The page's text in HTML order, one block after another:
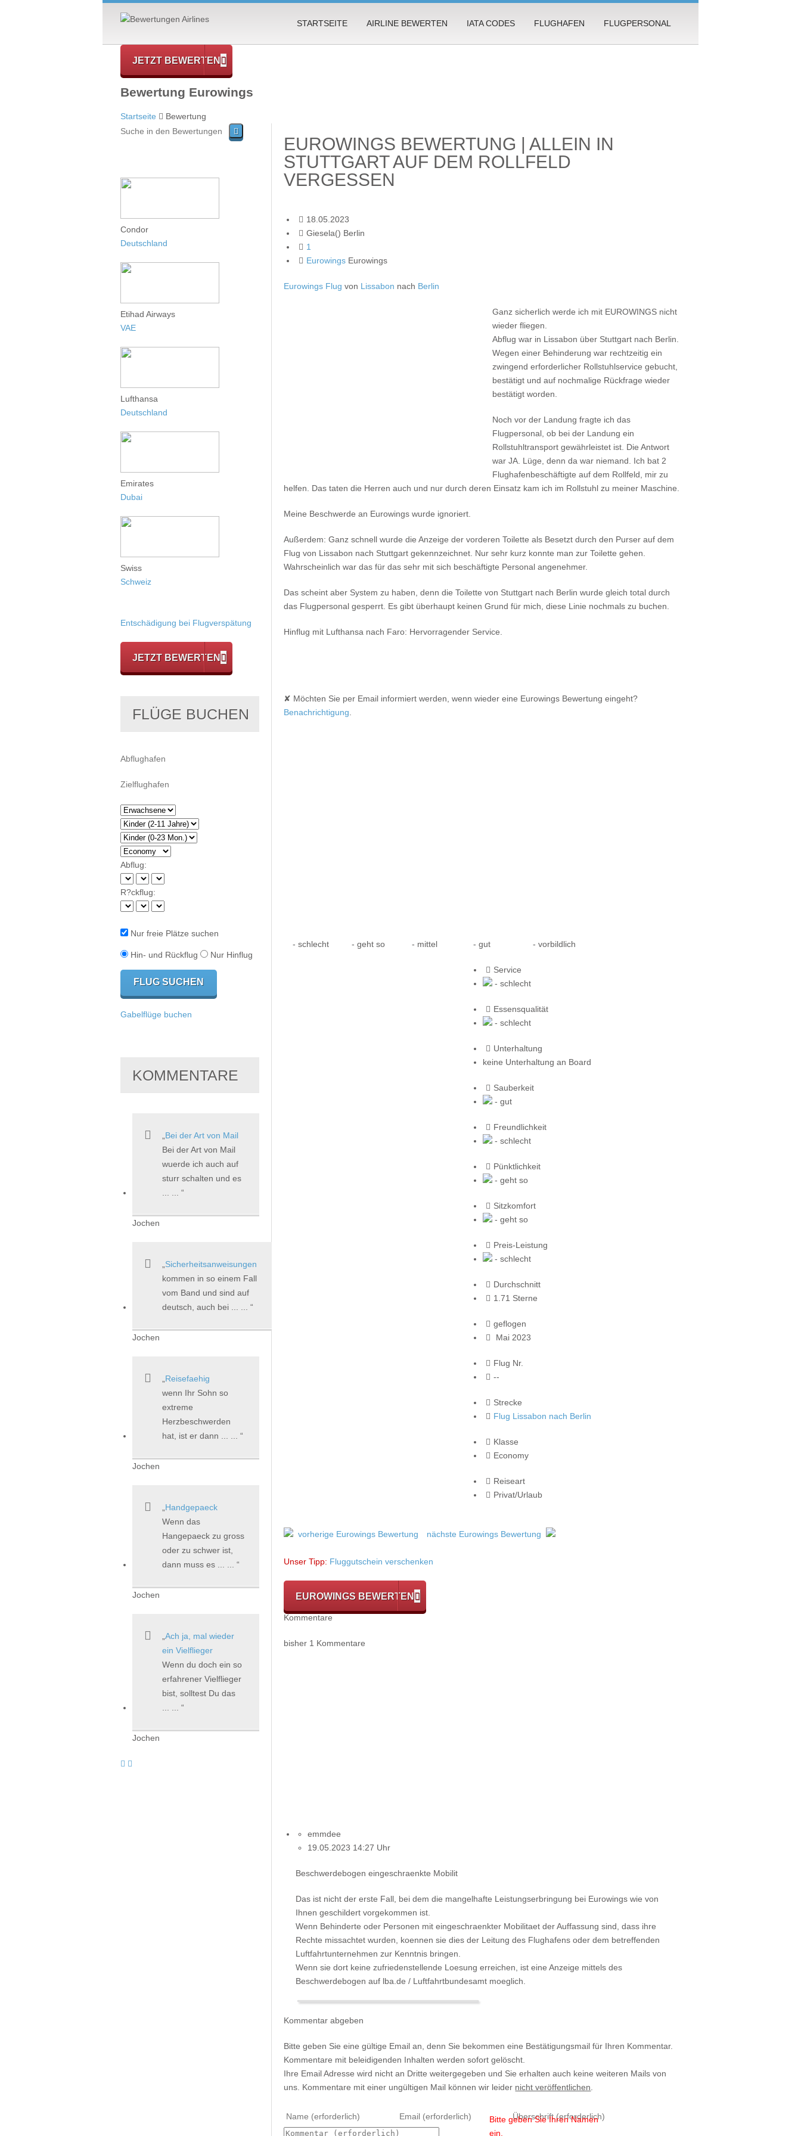
STARTSEITE AIRLINE BEWERTEN IATA CODES FLUGHAFEN FLUGPERSONAL
JETZT BEWERTEN
Bewertung Eurowings
Startseite Bewertung
EUROWINGS BEWERTUNG | ALLEIN IN
STUTTGART AUF DEM ROLLFELD
VERGESSEN
18.05.2023
Giesela() Berlin
1
EurowingsEurowings
Eurowings Flug von Lissabon nach Berlin
Ganz sicherlich werde ich mit EUROWINGS nicht
wieder fliegen.
Abflug war in Lissabon über Stuttgart nach Berlin.
Wegen einer Behinderung war rechtzeitig ein
zwingend erforderlicher Rollstuhlservice gebucht,
bestätigt und auf nochmalige Rückfrage wieder
bestätigt worden.
Noch vor der Landung fragte ich das
Flugpersonal, ob bei der Landung ein
Rollstuhltransport gewährleistet ist. Die Antwort
war JA. Lüge, denn da war niemand. Ich bat 2
Flughafenbeschäftigte auf dem Rollfeld, mir zu
helfen. Das taten die Herren auch und nur durch deren Einsatz kam ich im Rollstuhl zu meiner Maschine.
Meine Beschwerde an Eurowings wurde ignoriert.
Außerdem: Ganz schnell wurde die Anzeige der vorderen Toilette als Besetzt durch den Purser auf dem
Flug von Lissabon nach Stuttgart gekennzeichnet. Nur sehr kurz konnte man zur Toilette gehen.
Wahrscheinlich war das für das sehr mit sich beschäftigte Personal angenehmer.
Das scheint aber System zu haben, denn die Toilette von Stuttgart nach Berlin wurde gleich total durch
das Flugpersonal gesperrt. Es gibt überhaupt keinen Grund für mich, diese Linie nochmals zu buchen.
Hinflug mit Lufthansa nach Faro: Hervorragender Service.
✘ Möchten Sie per Email informiert werden, wenn wieder eine Eurowings Bewertung eingeht?
Benachrichtigung
- schlecht - geht so - mittel - gut - vorbildlich
Service
- schlecht
Essensqualität
- schlecht
Unterhaltung
keine Unterhaltung an Board
Sauberkeit
- gut
Freundlichkeit
- schlecht
Pünktlichkeit
- geht so
Sitzkomfort
- geht so
Preis-Leistung
- schlecht
Durchschnitt
1.71 Sterne
geflogen
Mai 2023
Flug Nr.
--
Strecke
Flug Lissabon nach Berlin
Klasse
Economy
Reiseart
Privat/Urlaub
vorherige Eurowings Bewertung nächste Eurowings Bewertung
Unser Tipp: Fluggutschein verschenken
EUROWINGS BEWERTEN
Kommentare
bisher 1 Kommentare
emmdee
19.05.2023 14:27 Uhr
Beschwerdebogen eingeschraenkte Mobilit
Das ist nicht der erste Fall, bei dem die mangelhafte Leistungserbringung bei Eurowings wie von
Ihnen geschildert vorgekommen ist.
Wenn Behinderte oder Personen mit eingeschraenkter Mobilitaet der Auffassung sind, dass ihre
Rechte missachtet wurden, koennen sie dies der Leitung des Flughafens oder dem betreffenden
Luftfahrtunternehmen zur Kenntnis bringen.
Wenn sie dort keine zufriedenstellende Loesung erreichen, ist eine Anzeige mittels des
Beschwerdebogen auf lba.de / Luftfahrtbundesamt moeglich.
Kommentar abgeben
Bitte geben Sie eine gültige Email an, denn Sie bekommen eine Bestätigungsmail für Ihren Kommentar.
Kommentare mit beleidigenden Inhalten werden sofort gelöscht.
Ihre Email Adresse wird nicht an Dritte weitergegeben und Sie erhalten auch keine weiteren Mails von
uns. Kommentare mit einer ungültigen Mail können wir leider nicht veröffentlichen
Bitte geben Sie Ihren Namen
ein.
Condor
Deutschland
Etihad Airways
VAE
Lufthansa
Deutschland
Emirates
Dubai
Swiss
Schweiz
Entschädigung bei Flugverspätung
JETZT BEWERTEN
FLÜGE BUCHEN
Abflug:
R?ckflug:
Nur freie Plätze suchen
Hin- und Rückflug Nur Hinflug
Gabelflüge buchen
KOMMENTARE
Bei der Art von Mail
Bei der Art von Mail
wuerde ich auch auf
sturr schalten und es
Jochen
Sicherheitsanweisungen
kommen in so einem Fall
vom Band und sind auf
deutsch, auch bei ... ...
Jochen
Reisefaehig
wenn Ihr Sohn so
extreme
Herzbeschwerden
hat, ist er dann ... ...
Jochen
Handgepaeck
Wenn das
Hangepaeck zu gross
oder zu schwer ist,
dann muss es ... ...
Jochen
Ach ja, mal wieder
ein Vielflieger
Wenn du doch ein so
erfahrener Vielflieger
bist, solltest Du das
Jochen